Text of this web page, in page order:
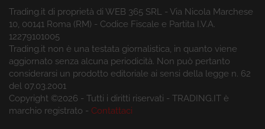
Trading.it di proprietà di WEB 365 SRL - Via Nicola Marchese
10, 00141 Roma (RM) - Codice Fiscale e Partita I.V.A.
12279101005
Trading.it non è una testata giornalistica, in quanto viene
aggiornato senza alcuna periodicità. Non può pertanto
considerarsi un prodotto editoriale ai sensi della legge n. 62
del 07.03.2001
Copyright ©2026 - Tutti i diritti riservati - TRADING.IT è
marchio registrato - Contattaci